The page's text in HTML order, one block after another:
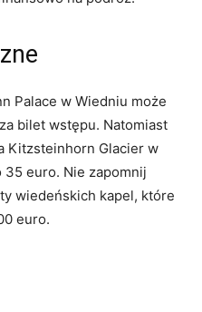
Palace w Wiedniu może
bilet​ wstępu. Natomiast
Kitzsteinhorn Glacier w
35 ⁣euro. Nie zapomnij
wiedeńskich‍ kapel, które
euro.